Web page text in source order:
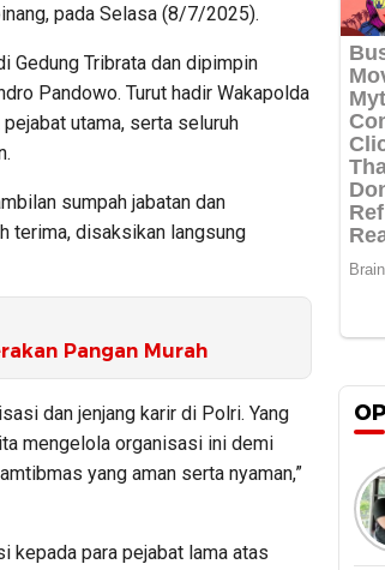
pada Selasa (8/7/2025).
Gedung Tribrata dan dipimpin
Pandowo. Turut hadir Wakapolda
utama, serta seluruh
sumpah jabatan dan
terima, disaksikan langsung
Pangan Murah
dan jenjang karir di Polri. Yang
mengelola organisasi ini demi
yang aman serta nyaman,”
kepada para pejabat lama atas